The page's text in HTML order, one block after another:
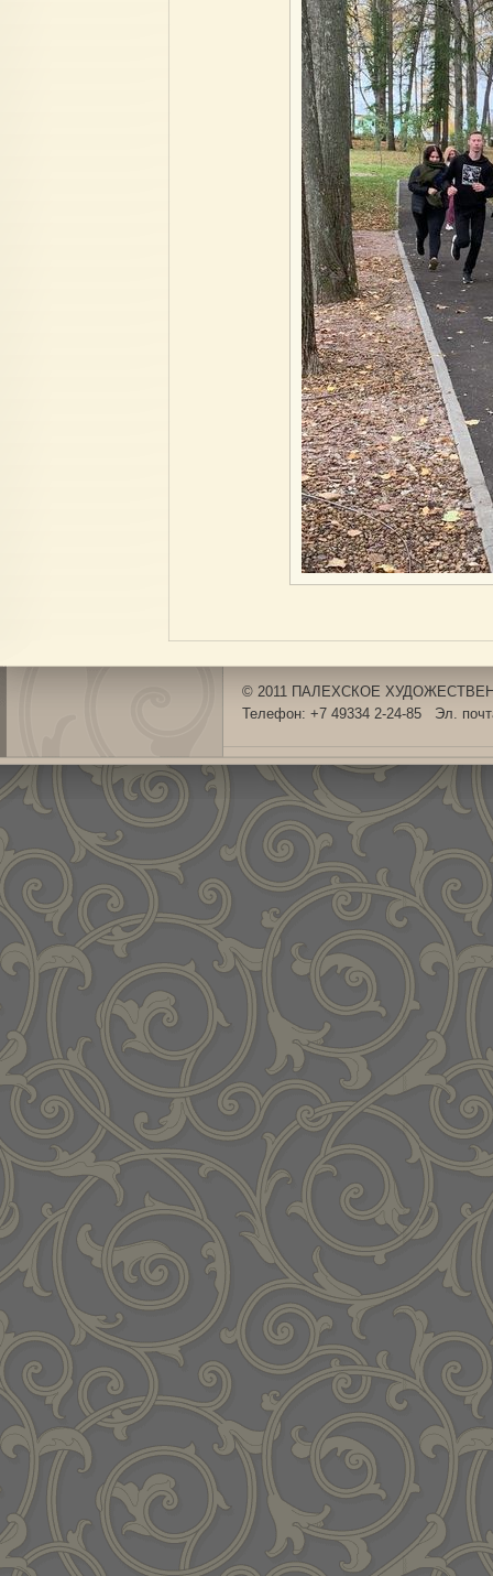
© 2011 ПАЛЕХСКОЕ
Телефон: +7 49334 2-24-85 Эл.